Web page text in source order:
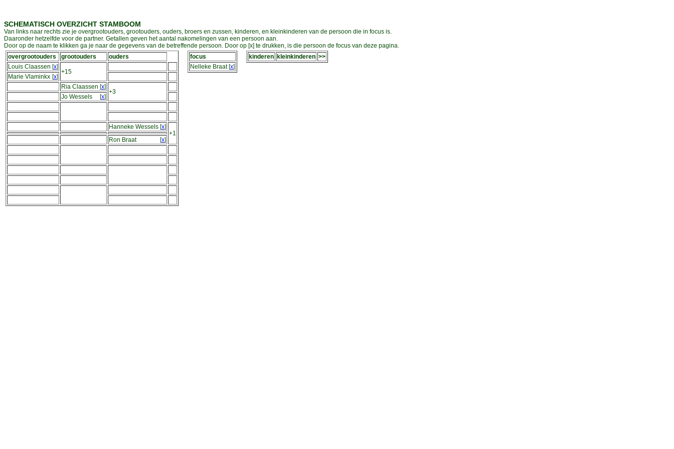
SCHEMATISCH OVERZICHT STAMBOOM
Van links naar rechts zie je overgrootouders, grootouders, ouders, broers en zussen, kinderen, en kleinkinderen van de persoon die in focus is.
Daaronder hetzelfde voor de partner. Getallen geven het aantal nakomelingen van een persoon aan.
Door op de naam te klikken ga je naar de gegevens van de betreffende persoon. Door op [x] te drukken, is die persoon de focus van deze pagina.
overgrootouders
grootouders
ouders
Louis Claassen [x]
+15
Marie Vlaminkx [x]
Ria Claassen [x]
+3
Jo Wessels [x]
Hanneke Wessels [x]
+1
Ron Braat
[x]
focus
Nelleke Braat[x]
kinderen kleinkinderen >>